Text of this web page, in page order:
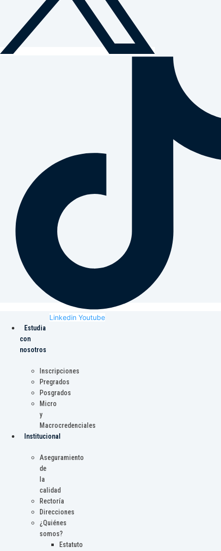
Linkedin Youtube
Estudia
con
nosotros
Inscripciones
Pregrados
Posgrados
Micro
y
Macrocredenciales
Institucional
Aseguramiento
de
la
calidad
Rectoría
Direcciones
¿Quiénes
somos?
Estatuto